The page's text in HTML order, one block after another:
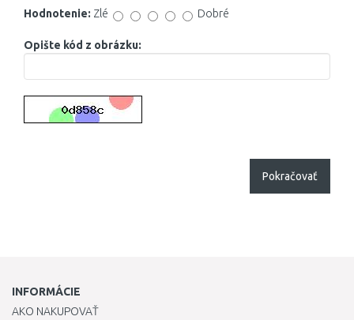
Hodnotenie: Zlé Dobré
Opište kód z obrázku:
Pokračovať
INFORMÁCIE
AKO NAKUPOVAŤ